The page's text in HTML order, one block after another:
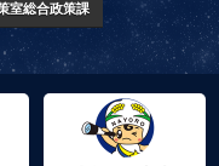
室総合政策課